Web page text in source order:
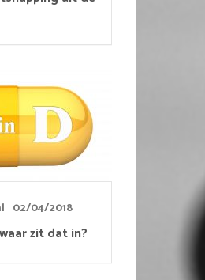
02/04/2018
zit dat in?